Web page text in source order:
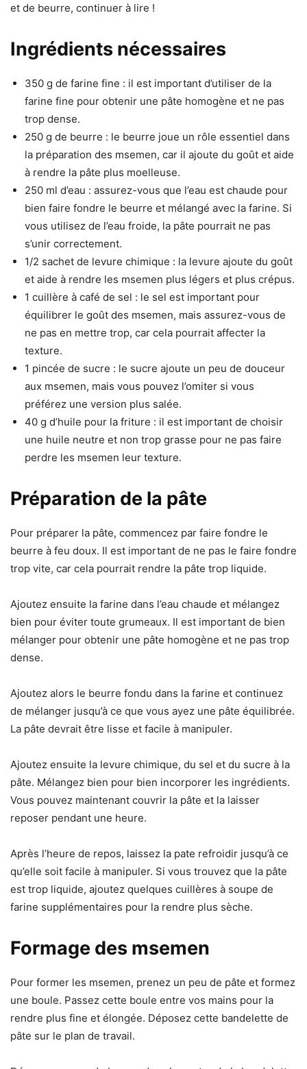
et de beurre, continuer à lire !
Ingrédients nécessaires
350 g de farine fine : il est important d’utiliser de la
farine fine pour obtenir une pâte homogène et ne pas
trop dense.
250 g de beurre : le beurre joue un rôle essentiel dans
la préparation des msemen, car il ajoute du goût et aide
à rendre la pâte plus moelleuse.
250 ml d’eau : assurez-vous que l’eau est chaude pour
bien faire fondre le beurre et mélangé avec la farine. Si
vous utilisez de l’eau froide, la pâte pourrait ne pas
s’unir correctement.
1/2 sachet de levure chimique : la levure ajoute du goût
et aide à rendre les msemen plus légers et plus crépus.
1 cuillère à café de sel : le sel est important pour
équilibrer le goût des msemen, mais assurez-vous de
ne pas en mettre trop, car cela pourrait affecter la
texture.
1 pincée de sucre : le sucre ajoute un peu de douceur
aux msemen, mais vous pouvez l’omiter si vous
préférez une version plus salée.
40 g d’huile pour la friture : il est important de choisir
une huile neutre et non trop grasse pour ne pas faire
perdre les msemen leur texture.
Préparation de la pâte
Pour préparer la pâte, commencez par faire fondre le
beurre à feu doux. Il est important de ne pas le faire fondre
trop vite, car cela pourrait rendre la pâte trop liquide.
Ajoutez ensuite la farine dans l’eau chaude et mélangez
bien pour éviter toute grumeaux. Il est important de bien
mélanger pour obtenir une pâte homogène et ne pas trop
dense.
Ajoutez alors le beurre fondu dans la farine et continuez
de mélanger jusqu’à ce que vous ayez une pâte équilibrée.
La pâte devrait être lisse et facile à manipuler.
Ajoutez ensuite la levure chimique, du sel et du sucre à la
pâte. Mélangez bien pour bien incorporer les ingrédients.
Vous pouvez maintenant couvrir la pâte et la laisser
reposer pendant une heure.
Après l’heure de repos, laissez la pate refroidir jusqu’à ce
qu’elle soit facile à manipuler. Si vous trouvez que la pâte
est trop liquide, ajoutez quelques cuillères à soupe de
farine supplémentaires pour la rendre plus sèche.
Formage des msemen
Pour former les msemen, prenez un peu de pâte et formez
une boule. Passez cette boule entre vos mains pour la
rendre plus fine et élongée. Déposez cette bandelette de
pâte sur le plan de travail.